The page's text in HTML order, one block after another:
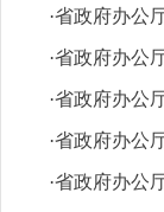
·省政府办公
·省政府办公
·省政府办公
·省政府办公
·省政府办公